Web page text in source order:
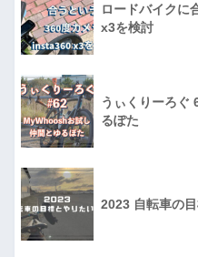
ロードバイクに
x3を検討
うぃくりーろぐ
るぽた
2023 自転車の